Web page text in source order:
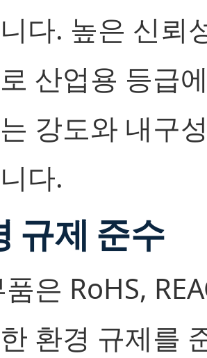
다. 높은 신뢰
산업용 등급
강도와 내구
다.
규제 준수
은 RoHS,
환경 규제를